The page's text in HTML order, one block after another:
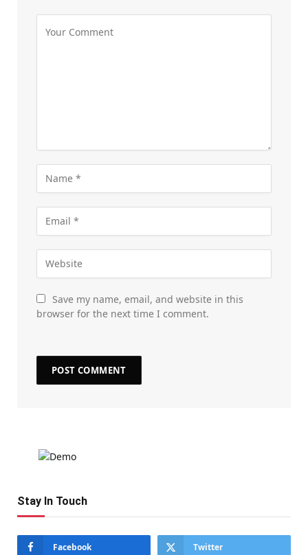
Save my name, email, and website in this
browser for the next time I comment.
Stay In Touch
Facebook Twitter